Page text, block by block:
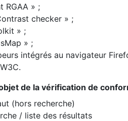
RGAA » ;
checker » ;
» ;
» ;
intégrés au navigateur
de la vérification de
(hors recherche)
/ liste des résultats